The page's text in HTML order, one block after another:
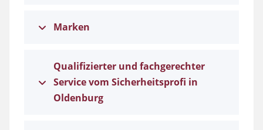
Marken
Qualifizierter und fachgerechter
Service vom Sicherheitsprofi in
Oldenburg